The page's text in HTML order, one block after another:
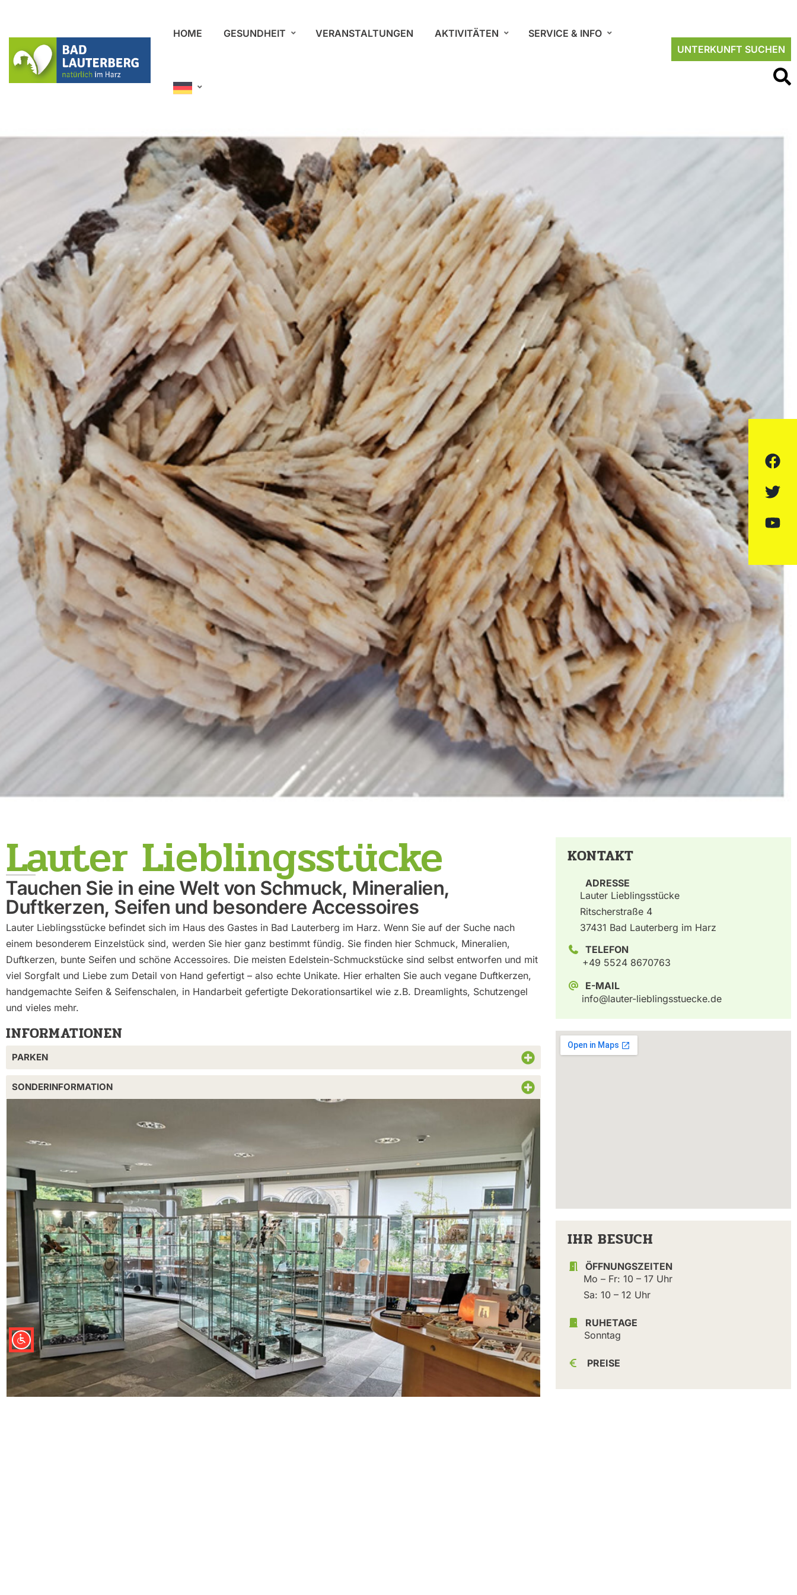
HOME GESUNDHEIT VERANSTALTUNGEN AKTIVITÄTEN
SERVICE & INFO
UNTERKUNFT SUCHEN
Lauter Lieblingsstücke
Tauchen Sie in eine Welt von Schmuck, Mineralien,
Duftkerzen, Seifen und besondere Accessoires
Lauter Lieblingsstücke befindet sich im Haus des Gastes in Bad Lauterberg im Harz. Wenn Sie auf der Suche nach
einem besonderem Einzelstück sind, werden Sie hier ganz bestimmt fündig. Sie finden hier Schmuck, Mineralien,
Duftkerzen, bunte Seifen und schöne Accessoires. Die meisten Edelstein-Schmuckstücke sind selbst entworfen und mit
viel Sorgfalt und Liebe zum Detail von Hand gefertigt – also echte Unikate. Hier erhalten Sie auch vegane Duftkerzen,
handgemachte Seifen & Seifenschalen, in Handarbeit gefertigte Dekorationsartikel wie z.B. Dreamlights, Schutzengel
und vieles mehr.
INFORMATIONEN
PARKEN
SONDERINFORMATION
KONTAKT
ADRESSE
Lauter Lieblingsstücke
Ritscherstraße 4
37431 Bad Lauterberg im Harz
TELEFON
+49 5524 8670763
E-MAIL
info@lauter-lieblingsstuecke.de
IHR BESUCH
ÖFFNUNGSZEITEN
Mo – Fr: 10 – 17 Uhr
Sa: 10 – 12 Uhr
RUHETAGE
Sonntag
PREISE